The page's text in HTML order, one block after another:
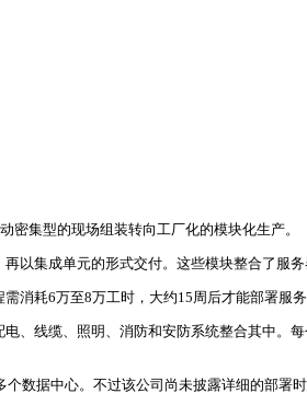
密集型的现场组装转向工厂化的模块化生产。
集成单元的形式交付。这些模块整合了服
消耗6万至8万工时，大约15周后才能部署服务
、线缆、照明、消防和安防系统整合其中
数据中心。不过该公司尚未披露详细的部署时